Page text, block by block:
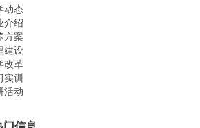
动态
介绍
方案
建设
改革
实训
活动